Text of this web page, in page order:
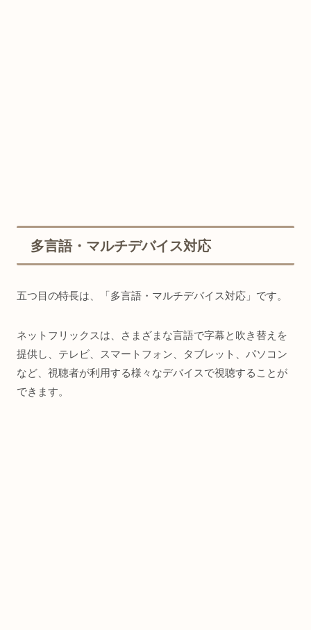
多言語・マルチデバイス対応
五つ目の特長は、「多言語・マルチデバイス対応」です。
ネットフリックスは、さまざまな言語で字幕と吹き替えを
提供し、テレビ、スマートフォン、タブレット、パソコン
など、視聴者が利用する様々なデバイスで視聴することが
できます。